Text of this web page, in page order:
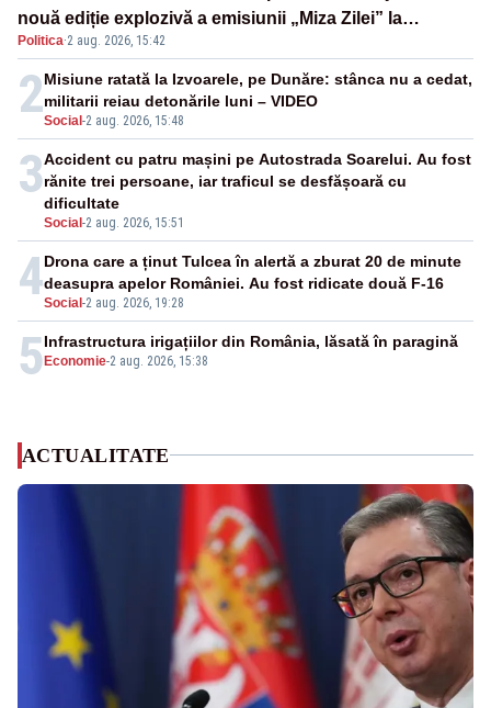
nouă ediție explozivă a emisiunii „Miza Zilei” la
Realitatea PLUS
Politica·2 aug. 2026, 15:42
2Social-2 aug. 2026, 15:48
Misiune ratată la Izvoarele, pe Dunăre: stânca nu a cedat,
militarii reiau detonările luni – VIDEO
3
Social-2 aug. 2026, 15:51
Accident cu patru mașini pe Autostrada Soarelui. Au fost
rănite trei persoane, iar traficul se desfășoară cu
dificultate
4Social-2 aug. 2026, 19:28
Drona care a ținut Tulcea în alertă a zburat 20 de minute
deasupra apelor României. Au fost ridicate două F-16
5Economie-2 aug. 2026, 15:38
Infrastructura irigațiilor din România, lăsată în paragină
ACTUALITATE